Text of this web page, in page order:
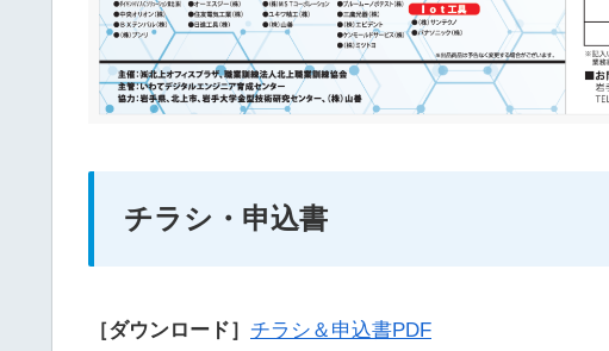
チラシ・申込書
［ダウンロード］ チラシ＆申込書PDF